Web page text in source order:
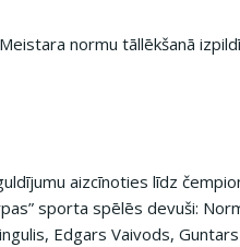
normu tāllēkšanā
aizcīnoties līdz
sporta spēlēs devuši:
Edgars Vaivods,